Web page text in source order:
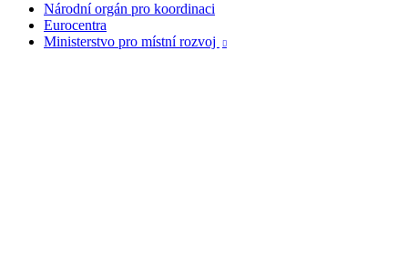
Národní orgán pro koordinaci
Eurocentra
Ministerstvo pro místní rozvoj
